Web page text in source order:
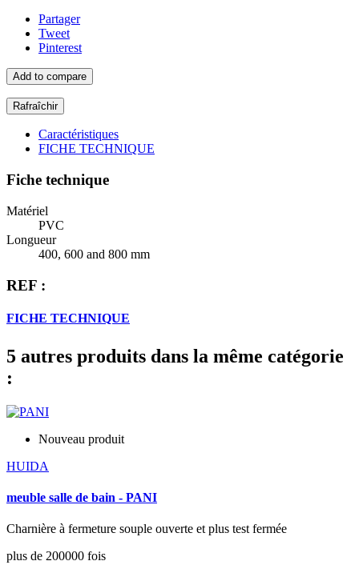
Partager
Tweet
Pinterest
Add to compare
Caractéristiques
FICHE TECHNIQUE
Fiche technique
Matériel
PVC
Longueur
400, 600 and 800 mm
REF :
FICHE TECHNIQUE
5 autres produits dans la même catégorie
:
Nouveau produit
HUIDA
meuble salle de bain - PANI
Charnière à fermeture souple ouverte et plus test fermée
plus de 200000 fois